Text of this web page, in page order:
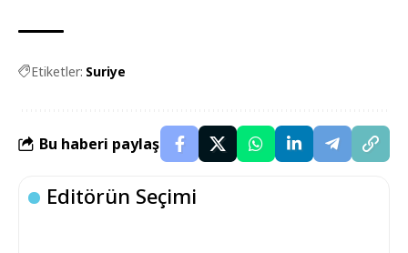
Etiketler: Suriye
Bu haberi paylaş
Editörün Seçimi